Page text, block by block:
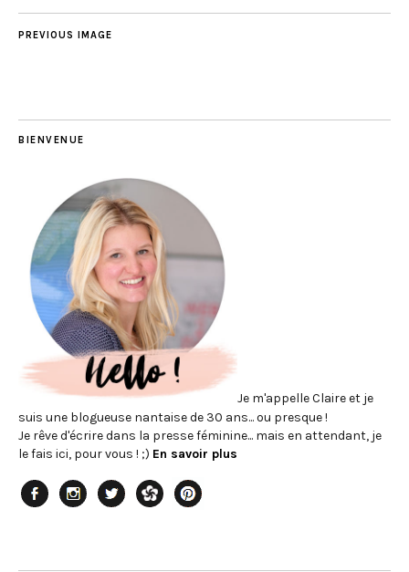
PREVIOUS IMAGE
BIENVENUE
Je m'appelle Claire et je
suis une blogueuse nantaise de 30 ans... ou presque !
Je rêve d'écrire dans la presse féminine... mais en attendant, je
le fais ici, pour vous ! ;) En savoir plus